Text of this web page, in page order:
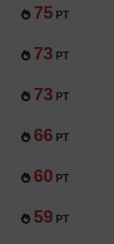
75 PT
73 PT
73 PT
66 PT
60 PT
59 PT